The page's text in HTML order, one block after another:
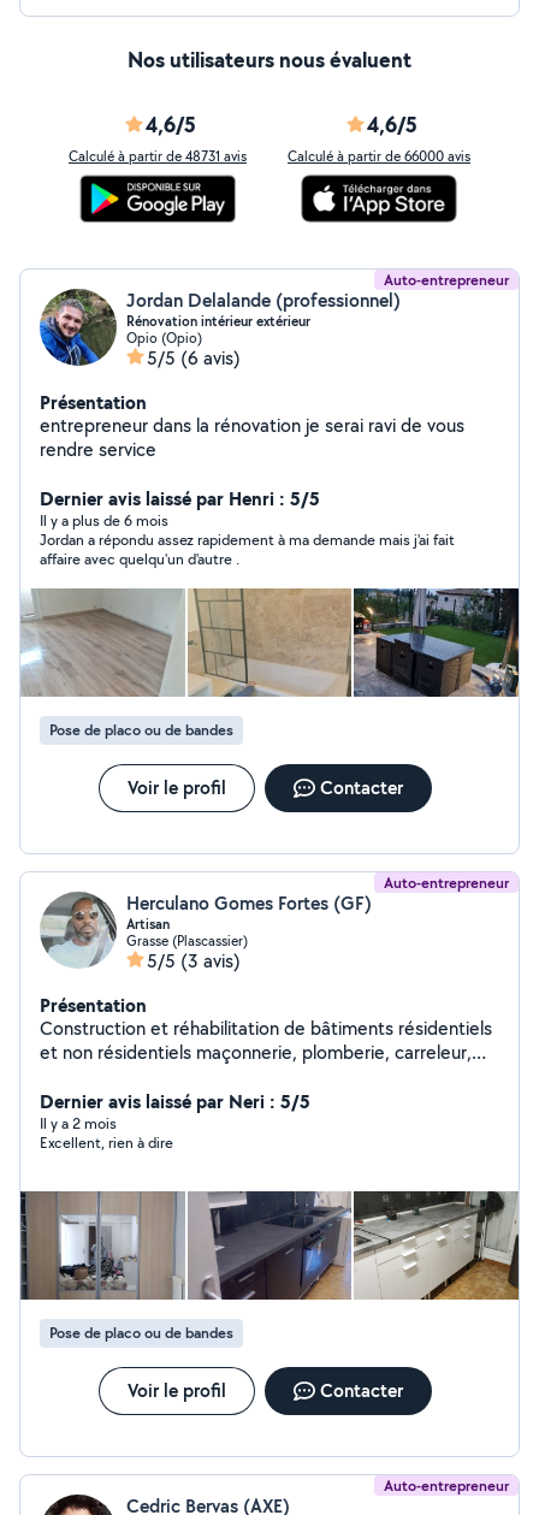
Nos utilisateurs nous évaluent
4,6/5
Calculé à partir de 48731 avis
4,6/5
Calculé à partir de 66000 avis
Auto-entrepreneur
Jordan Delalande (professionnel)
Rénovation intérieur extérieur
Opio (Opio)
5/5 (6 avis)
Présentation
entrepreneur dans la rénovation je serai ravi de vous
rendre service
Dernier avis laissé par Henri : 5/5
Il y a plus de 6 mois
Jordan a répondu assez rapidement à ma demande mais j'ai fait
affaire avec quelqu'un d'autre .
Pose de placo ou de bandes
Voir le profil Contacter
Auto-entrepreneur
Herculano Gomes Fortes (GF)
Artisan
Grasse (Plascassier)
5/5 (3 avis)
Présentation
Construction et réhabilitation de bâtiments résidentiels
et non résidentiels maçonnerie, plomberie, carreleur,
Dernier avis laissé par Neri : 5/5
Il y a 2 mois
Excellent, rien à dire
Pose de placo ou de bandes
Voir le profil Contacter
Auto-entrepreneur
Cedric Bervas (AXE)